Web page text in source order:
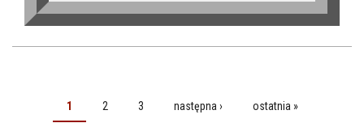
STRONY
1 2 3 następna › ostatnia »